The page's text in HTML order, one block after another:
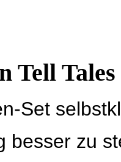
Tell Tales
Set
besser zu